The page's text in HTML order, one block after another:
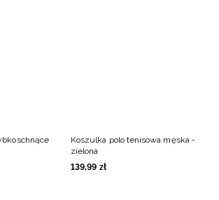
Koszulka polo tenisowa męska -
zielona
139,99 zł